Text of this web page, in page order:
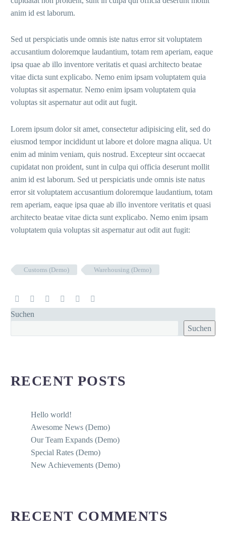
anim id est laborum.
Sed ut perspiciatis unde omnis iste natus error sit voluptatem
accusantium doloremque laudantium, totam rem aperiam, eaque
ipsa quae ab illo inventore veritatis et quasi architecto beatae
vitae dicta sunt explicabo. Nemo enim ipsam voluptatem quia
voluptas sit aspernatur. Nemo enim ipsam voluptatem quia
voluptas sit aspernatur aut odit aut fugit.
Lorem ipsum dolor sit amet, consectetur adipisicing elit, sed do
eiusmod tempor incididunt ut labore et dolore magna aliqua. Ut
enim ad minim veniam, quis nostrud. Excepteur sint occaecat
cupidatat non proident, sunt in culpa qui officia deserunt mollit
anim id est laborum. Sed ut perspiciatis unde omnis iste natus
error sit voluptatem accusantium doloremque laudantium, totam
rem aperiam, eaque ipsa quae ab illo inventore veritatis et quasi
architecto beatae vitae dicta sunt explicabo. Nemo enim ipsam
voluptatem quia voluptas sit aspernatur aut odit aut fugit:
Customs (Demo) Warehousing (Demo)
Suchen
Suchen
RECENT POSTS
Hello world!
Awesome News (Demo)
Our Team Expands (Demo)
Special Rates (Demo)
New Achievements (Demo)
RECENT COMMENTS